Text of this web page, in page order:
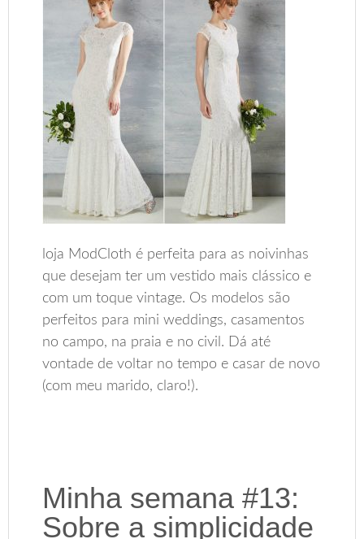
loja ModCloth é perfeita para as noivinhas
que desejam ter um vestido mais clássico e
com um toque vintage. Os modelos são
perfeitos para mini weddings, casamentos
no campo, na praia e no civil. Dá até
vontade de voltar no tempo e casar de novo
(com meu marido, claro!).
Minha semana #13:
Sobre a simplicidade